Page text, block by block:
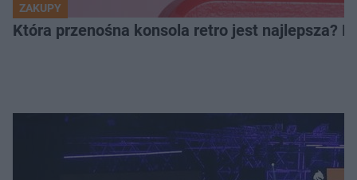
ZAKUPY
Która przenośna konsola retro jest najlepsza?